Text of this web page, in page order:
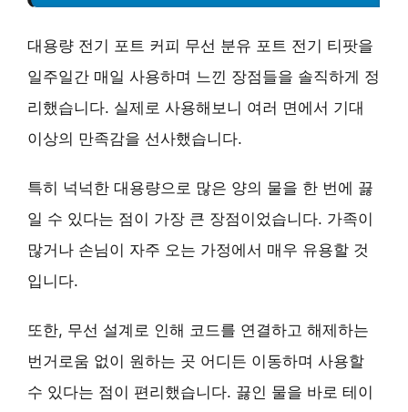
대용량 전기 포트 커피 무선 분유 포트 전기 티팟을
일주일간 매일 사용하며 느낀 장점들을 솔직하게 정
리했습니다. 실제로 사용해보니 여러 면에서 기대
이상의 만족감을 선사했습니다.
특히 넉넉한 대용량으로 많은 양의 물을 한 번에 끓
일 수 있다는 점이 가장 큰 장점이었습니다. 가족이
많거나 손님이 자주 오는 가정에서 매우 유용할 것
입니다.
또한, 무선 설계 로 인해 코드를 연결하고 해제하는
번거로움 없이 원하는 곳 어디든 이동하며 사용할
수 있다는 점이 편리했습니다. 끓인 물을 바로 테이